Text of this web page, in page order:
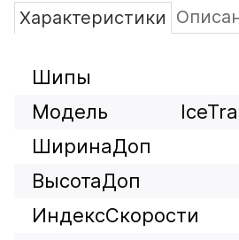
Характеристики
Шипы
Модель
ШиринаДоп
ВысотаДоп
ИндексСкорости